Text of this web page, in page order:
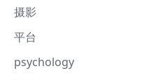
摄影
平台
psychology